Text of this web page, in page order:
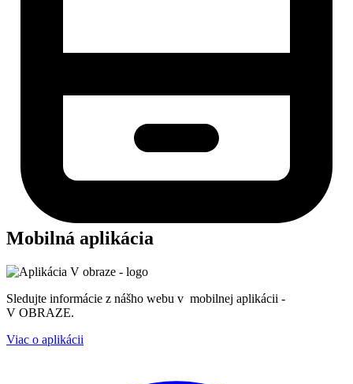
Mobilná aplikácia
Sledujte informácie z nášho webu v mobilnej aplikácii -
V OBRAZE.
Viac o aplikácii